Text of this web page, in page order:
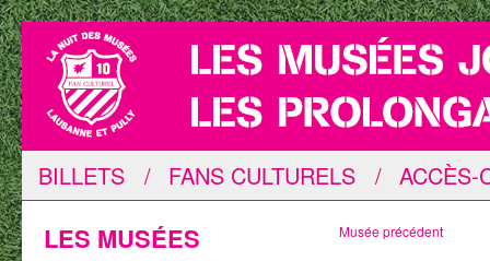
BILLETS / FANS CULTURELS / ACCÈS-
LES MUSÉES Musée précédent